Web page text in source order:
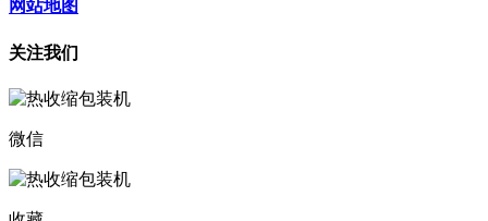
网站地图
关注我们
微信